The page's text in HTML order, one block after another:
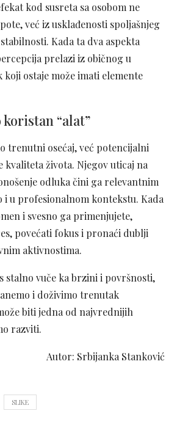
kod susreta sa osobom ne
već iz usklađenosti spoljašnjeg
Kada ta dva aspekta
prelazi iz običnog u
koji ostaje može imati elemente
koristan “alat”
trenutni osećaj, već potencijalni
kvaliteta života. Njegov uticaj na
odluka čini ga relevantnim
i u profesionalnom kontekstu. Kada
i svesno ga primenjujete,
povećati fokus i pronaći dublji
aktivnostima.
stalno vuče ka brzini i površnosti,
i doživimo trenutak
biti jedna od najvrednijih
razviti.
Autor: Srbijanka Stanković
SLIKE